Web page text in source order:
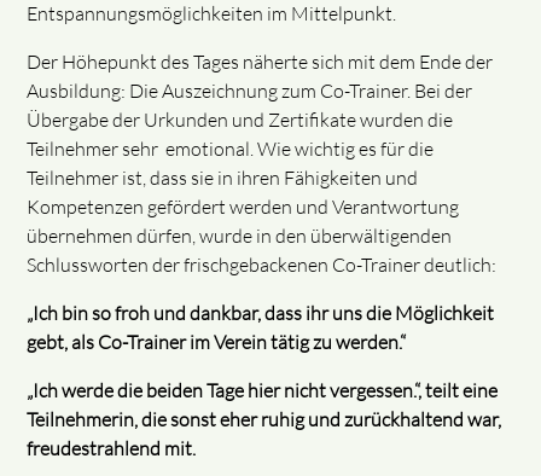
Entspannungsmöglichkeiten im Mittelpunkt.
Der Höhepunkt des Tages näherte sich mit dem Ende der
Ausbildung: Die Auszeichnung zum Co-Trainer. Bei der
Übergabe der Urkunden und Zertifikate wurden die
Teilnehmer sehr emotional. Wie wichtig es für die
Teilnehmer ist, dass sie in ihren Fähigkeiten und
Kompetenzen gefördert werden und Verantwortung
übernehmen dürfen, wurde in den überwältigenden
Schlussworten der frischgebackenen Co-Trainer deutlich:
„Ich bin so froh und dankbar, dass ihr uns die Möglichkeit
gebt, als Co-Trainer im Verein tätig zu werden.“
„Ich werde die beiden Tage hier nicht vergessen.“, teilt eine
Teilnehmerin, die sonst eher ruhig und zurückhaltend war,
freudestrahlend mit.